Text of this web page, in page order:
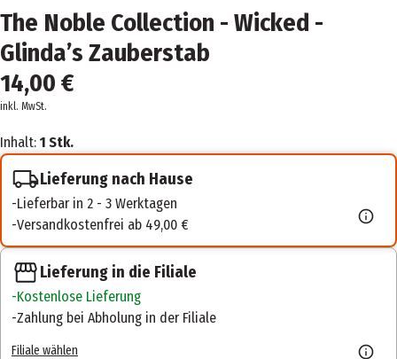
The Noble Collection - Wicked -
Glinda’s Zauberstab
14,00 €
inkl. MwSt.
Inhalt: 1 Stk.
Lieferung nach Hause
Lieferbar in 2 - 3 Werktagen
Versandkostenfrei ab 49,00 €
Lieferung in die Filiale
Kostenlose Lieferung
Zahlung bei Abholung in der Filiale
Filiale wählen